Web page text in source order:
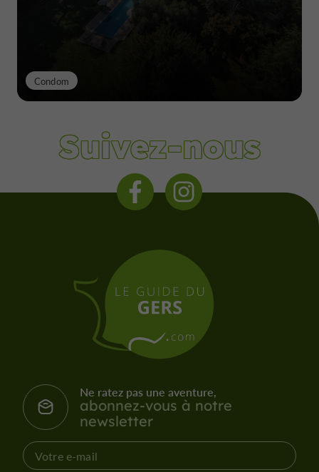
Condom
Suivez-nous
Ne ratez pas une aventure,
abonnez-vous à notre
newsletter